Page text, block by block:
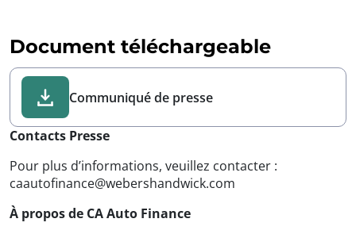
Document téléchargeable
Communiqué de presse
Contacts Presse
Pour plus d’informations, veuillez contacter :
caautofinance@webershandwick.com
À propos de CA Auto Finance